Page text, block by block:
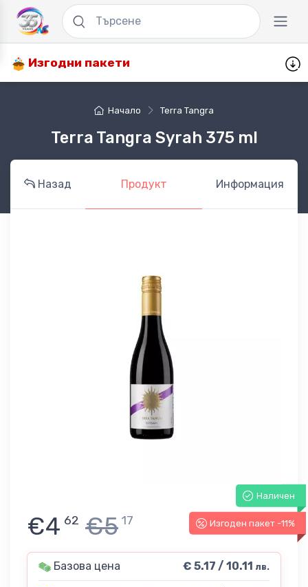
Изгодни пакети
Начало Terra Tangra
Terra Tangra Syrah 375 ml
Назад Продукт Информация
Наличен
Изгоден пакет -11%
€4 62 €5 17
Базова цена € 5.17 / 10.11 лв.